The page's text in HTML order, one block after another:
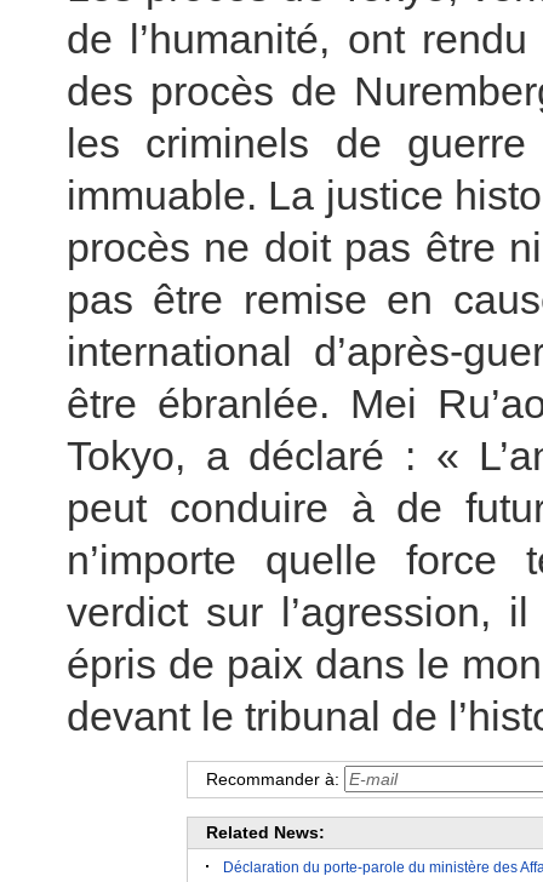
de l’humanité, ont
des procès de
les criminels de
immuable. La justice
procès ne doit pas être
pas être remise en
international d’après-
être ébranlée. Mei
Tokyo, a déclaré : «
peut conduire à de
n’importe quelle force
verdict sur l’agression,
épris de paix dans le
devant le tribunal de
Recommander à:
Related News:
Déclaration du porte-parole du ministère des